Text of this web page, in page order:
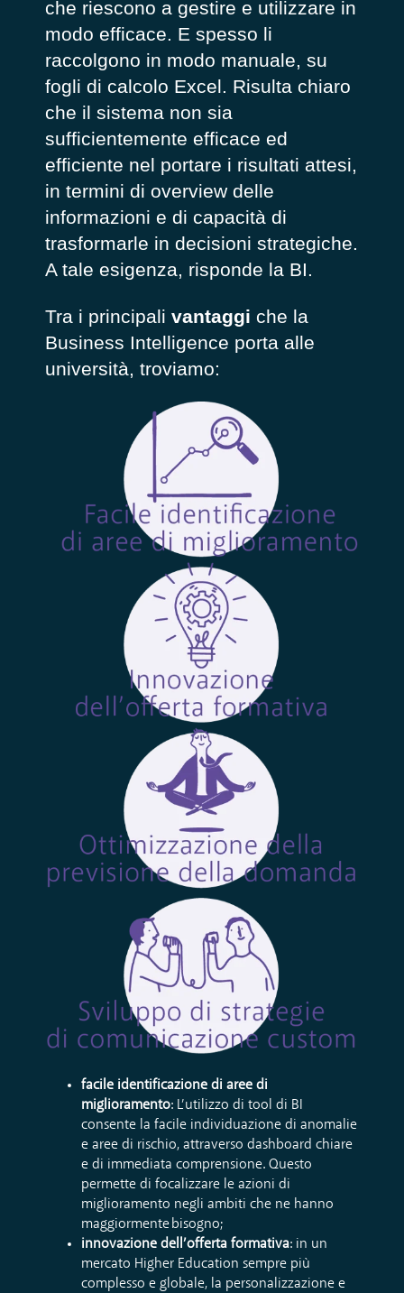
che riescono a gestire e utilizzare in
modo efficace. E spesso li
raccolgono in modo manuale, su
fogli di calcolo Excel. Risulta chiaro
che il sistema non sia
sufficientemente efficace ed
efficiente nel portare i risultati attesi,
in termini di overview delle
informazioni e di capacità di
trasformarle in decisioni strategiche.
A tale esigenza, risponde la BI.
Tra i principali vantaggi che la
Business Intelligence porta alle
università, troviamo:
facile identificazione di aree di
miglioramento: L’utilizzo di tool di BI
consente la facile individuazione di anomalie
e aree di rischio, attraverso dashboard chiare
e di immediata comprensione. Questo
permette di focalizzare le azioni di
miglioramento negli ambiti che ne hanno
maggiormente bisogno;
innovazione dell’offerta formativa: in un
mercato Higher Education sempre più
complesso e globale, la personalizzazione e